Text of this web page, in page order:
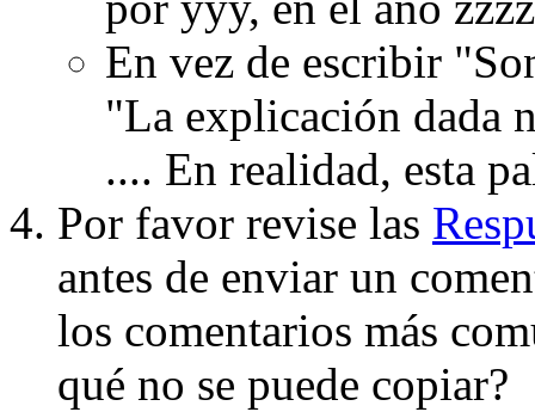
En vez de escribir
"La explicación dada
.... En realidad, esta
Por favor revise las
antes de enviar un
los comentarios más
qué no se puede copiar?